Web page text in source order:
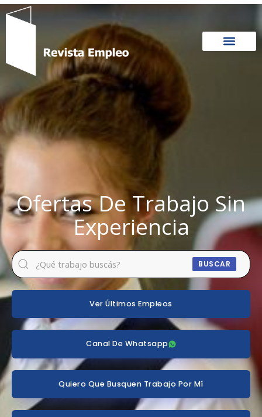
Ir
Ofertas De Trabajo Sin
Experiencia
BUSCAR
Ver Últimos Empleos
Canal De Whatsapp
Quiero Que Busquen Trabajo Por Mí